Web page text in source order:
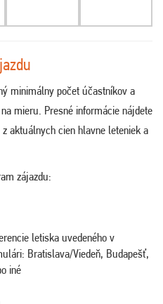
minimálny počet účastníkov a
mieru. Presné informácie nájdete
aktuálnych cien hlavne leteniek a
zájazdu:
letiska uvedeného v
Bratislava/Viedeň, Budapešť,
iné